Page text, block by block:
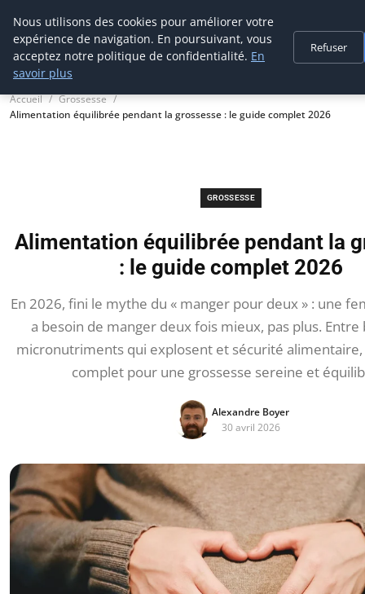
Maman-bebe.ch
Accueil
Grossesse
Alimentation équilibrée pendant la grossesse : le guide complet 2026
GROSSESSE
Alimentation équilibrée pendant la
: le guide complet 2026
En 2026, fini le mythe du « manger pour deux » : une
a besoin de manger deux fois mieux, pas plus. Entre
micronutriments qui explosent et sécurité alimentaire,
complet pour une grossesse sereine et
Alexandre Boyer
30 avril 2026
Nous utilisons des cookies pour améliorer votre
expérience de navigation. En poursuivant, vous
acceptez notre politique de confidentialité. En
savoir plus
Refuser